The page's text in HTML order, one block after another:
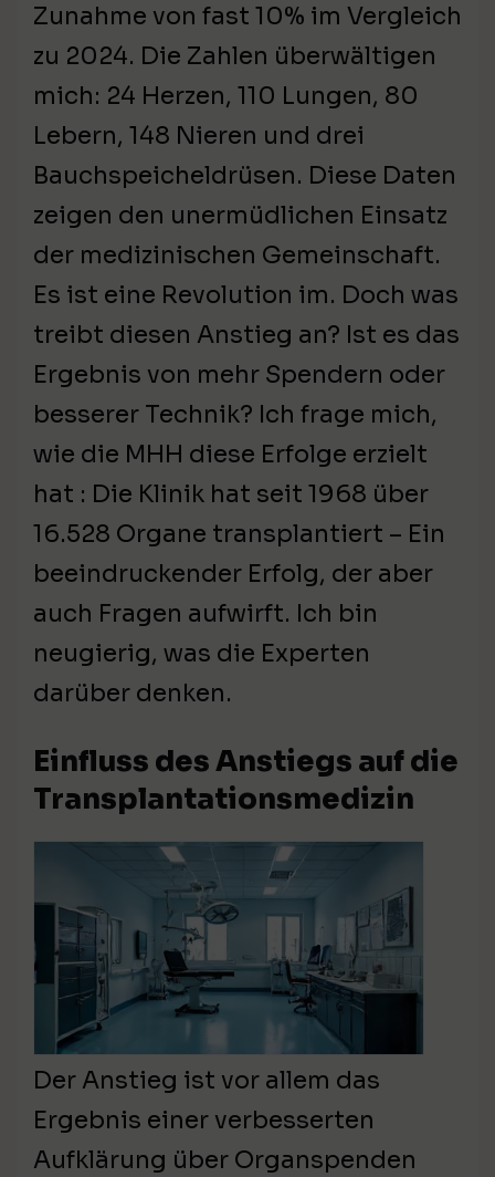
Zunahme von fast 10% im Vergleich
zu 2024. Die Zahlen überwältigen
mich: 24 Herzen, 110 Lungen, 80
Lebern, 148 Nieren und drei
Bauchspeicheldrüsen. Diese Daten
zeigen den unermüdlichen Einsatz
der medizinischen Gemeinschaft.
Es ist eine Revolution im. Doch was
treibt diesen Anstieg an? Ist es das
Ergebnis von mehr Spendern oder
besserer Technik? Ich frage mich,
wie die MHH diese Erfolge erzielt
hat : Die Klinik hat seit 1968 über
16.528 Organe transplantiert – Ein
beeindruckender Erfolg, der aber
auch Fragen aufwirft. Ich bin
neugierig, was die Experten
darüber denken.
Einfluss des Anstiegs auf die
Transplantationsmedizin
Der Anstieg ist vor allem das
Ergebnis einer verbesserten
Aufklärung über Organspenden